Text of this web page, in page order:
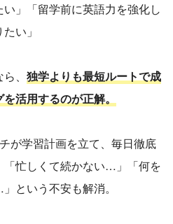
い」「留学前に英語力を強化し
い」
、 独学よりも最短ルートで成
活用するのが正解。
が学習計画を立て、毎日徹底
「忙しくて続かない…」「何を
という不安も解消。